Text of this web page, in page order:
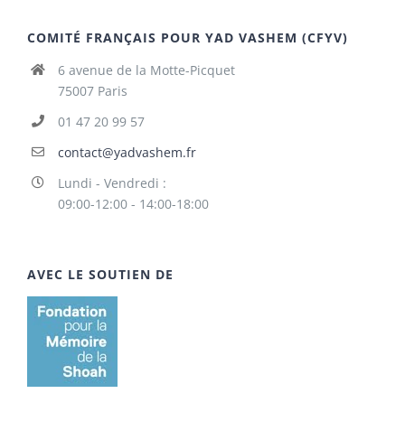
COMITÉ FRANÇAIS POUR YAD VASHEM (CFYV)
6 avenue de la Motte-Picquet
75007 Paris
01 47 20 99 57
contact@yadvashem.fr
Lundi - Vendredi :
09:00-12:00 - 14:00-18:00
AVEC LE SOUTIEN DE